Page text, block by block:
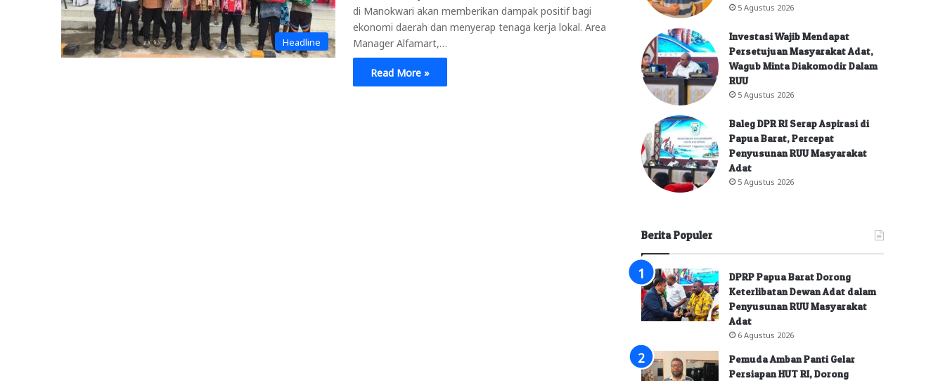
Headline
di Manokwari akan memberikan dampak positif bagi
ekonomi daerah dan menyerap tenaga kerja lokal. Area
Manager Alfamart,…
Read More »
5 Agustus 2026
Investasi Wajib Mendapat
Persetujuan Masyarakat Adat,
Wagub Minta Diakomodir Dalam
RUU
5 Agustus 2026
Baleg DPR RI Serap Aspirasi di
Papua Barat, Percepat
Penyusunan RUU Masyarakat
Adat
5 Agustus 2026
Berita Populer
DPRP Papua Barat Dorong
Keterlibatan Dewan Adat dalam
Penyusunan RUU Masyarakat
Adat
6 Agustus 2026
Pemuda Amban Panti Gelar
Persiapan HUT RI, Dorong